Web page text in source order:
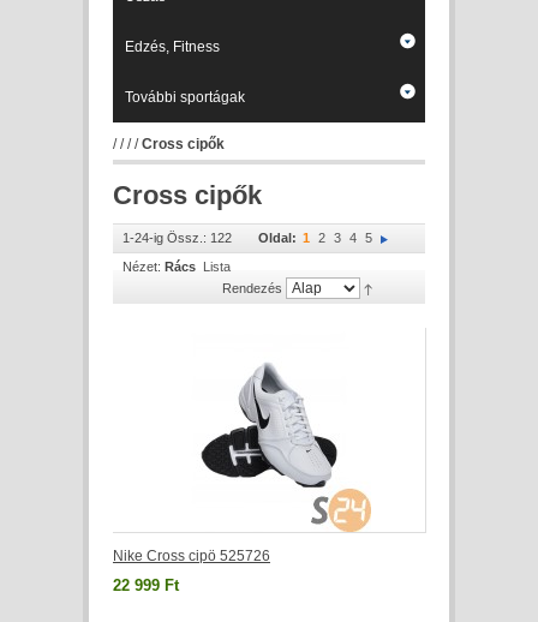
Edzés, Fitness
További sportágak
////Cross cipők
Cross cipők
1-24-ig Össz.: 122 Oldal: 1 2 3 4
5
Nézet: Rács Lista
Rendezés
Nike Cross cipö 525726
22 999 Ft